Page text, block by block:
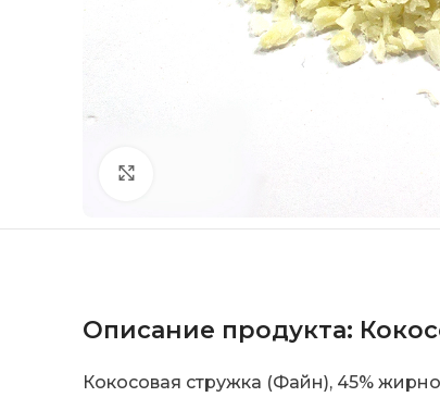
Описание продукта:
Кокосовая стружка (Файн), 45%